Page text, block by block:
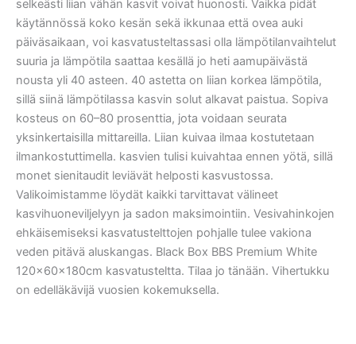
selkeästi liian vähän kasvit voivat huonosti. Vaikka pidät
käytännössä koko kesän sekä ikkunaa että ovea auki
päiväsaikaan, voi kasvatusteltassasi olla lämpötilanvaihtelut
suuria ja lämpötila saattaa kesällä jo heti aamupäivästä
nousta yli 40 asteen. 40 astetta on liian korkea lämpötila,
sillä siinä lämpötilassa kasvin solut alkavat paistua. Sopiva
kosteus on 60–80 prosenttia, jota voidaan seurata
yksinkertaisilla mittareilla. Liian kuivaa ilmaa kostutetaan
ilmankostuttimella. kasvien tulisi kuivahtaa ennen yötä, sillä
monet sienitaudit leviävät helposti kasvustossa.
Valikoimistamme löydät kaikki tarvittavat välineet
kasvihuoneviljelyyn ja sadon maksimointiin. Vesivahinkojen
ehkäisemiseksi kasvatustelttojen pohjalle tulee vakiona
veden pitävä aluskangas. Black Box BBS Premium White
120x60x180cm kasvatusteltta. Tilaa jo tänään. Vihertukku
on edelläkävijä vuosien kokemuksella.